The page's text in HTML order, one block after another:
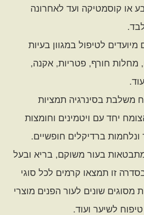
או קוסמטיקה ועד לאחרונה
מיועדים לטיפול במגוון בעיות
מחלות חורף, פטריות, אקנה,
משלבת בסינרגיה תמציות
יחד עם ויטמינים וחומצות
ונלחמות ברדיקלים חופשיים.
בעור משוקם, בריא ובעל
זו תמצאו קרמים לכל סוגי
מסוגים שונים לעור הפנים מוצרי
לשיער ועוד.